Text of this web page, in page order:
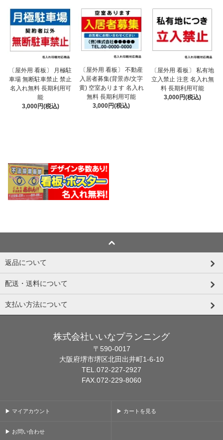
〔屋外用 看板〕 月極駐
車場 無断駐車禁止 禁止
名入れ無料 長期利用可
能
3,000円(税込)
〔屋外用 看板〕 不動産
入居者募集(背景赤/文字
黄) 空室あります 名入れ
無料 長期利用可能
3,000円(税込)
〔屋外用 看板〕 私有地
立入禁止 注意 名入れ無
料 長期利用可能
3,000円(税込)
返品について
配送・送料について
支払い方法について
株式会社いいなプランニング
〒590-0017
大阪府堺市堺区北田出井町1-6-10
TEL.072-227-2927
FAX.072-229-8060
▶ マイアカウント ▶ カートを見る
▶ お問い合わせ